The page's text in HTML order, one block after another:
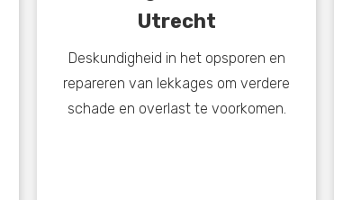
Utrecht
Deskundigheid in het opsporen en
repareren van lekkages om verdere
schade en overlast te voorkomen.